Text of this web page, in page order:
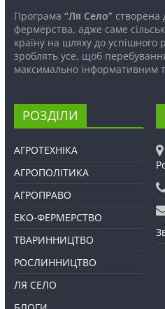
Програма “Ля Село”створена
фермерства, адже саме
країну на шляху до успішного
зроблять усе, щоб
максимально інформативним
РОЗДІЛИ
АГРОТЕХНІКА
АГРОПОЛІТИКА
АГРОПРАВО
ЕКО-ФЕРМЕРСТВО
ТВАРИННИЦТВО
РОСЛИННИЦТВО
ЛЯ СЕЛО